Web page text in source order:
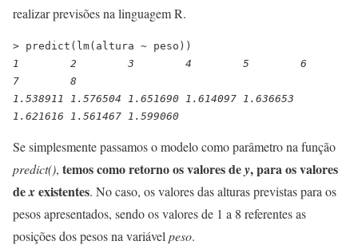
realizar previsões na linguagem R.
> predict(lm(altura ~ peso))
1        2        3        4        5        6
7        8
1.538911 1.576504 1.651690 1.614097 1.636653
1.621616 1.561467 1.599060
Se simplesmente passamos o modelo como parâmetro na função
predict(), temos como retorno os valores dey, para os valores
dexexistentes. No caso, os valores das alturas previstas para os
pesos apresentados, sendo os valores de 1 a 8 referentes as
posições dos pesos na variável peso.